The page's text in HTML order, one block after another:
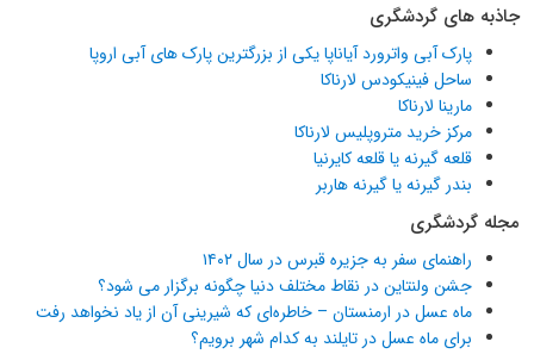
جاذبه های گردشگری
پارک آبی واترورد آیاناپا یکی از بزرگترین پارک های آبی اروپا
ساحل فینیکودس لارناکا
مارینا لارناکا
مرکز خرید متروپلیس لارناکا
قلعه گیرنه یا قلعه کایرنیا
بندر گیرنه یا گیرنه هاربر
مجله گردشگری
راهنمای سفر به جزیره قبرس در سال ۱۴۰۲
جشن ولنتاین در نقاط مختلف دنیا چگونه برگزار می شود؟
ماه عسل در ارمنستان – خاطره‌ای که شیرینی آن از یاد نخواهد رفت
برای ماه عسل در تایلند به کدام شهر برویم؟